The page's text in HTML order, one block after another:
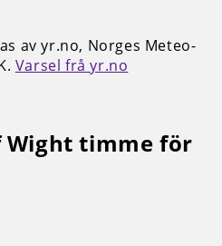
av yr.no, Norges Meteo­
Varsel frå yr.no
Wight timme för